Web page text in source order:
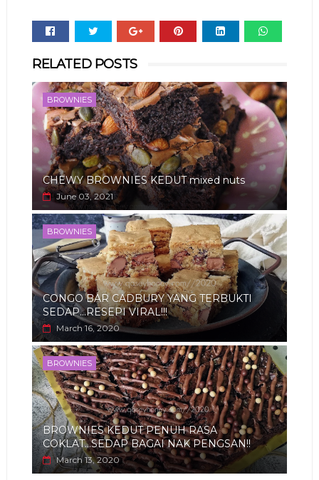
RELATED POSTS
BROWNIES
CHEWY BROWNIES KEDUT mixed nuts
June 03, 2021
BROWNIES
CONGO BAR CADBURY YANG TERBUKTI
SEDAP...RESEPI VIRAL!!!
March 16, 2020
BROWNIES
BROWNIES KEDUT PENUH RASA
COKLAT...SEDAP BAGAI NAK PENGSAN!!
March 13, 2020